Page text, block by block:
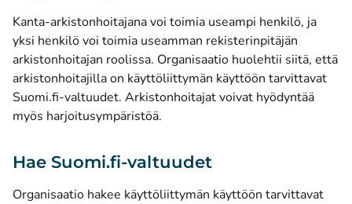
Kanta-arkistonhoitajana voi toimia useampi henkilö, ja
yksi henkilö voi toimia useamman rekisterinpitäjän
arkistonhoitajan roolissa. Organisaatio huolehtii siitä, että
arkistonhoitajilla on käyttöliittymän käyttöön tarvittavat
Suomi.fi-valtuudet. Arkistonhoitajat voivat hyödyntää
myös harjoitusympäristöä.
Hae Suomi.fi-valtuudet
Organisaatio hakee käyttöliittymän käyttöön tarvittavat